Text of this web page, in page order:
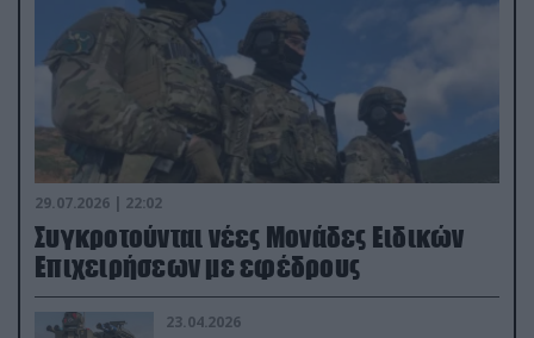
29.07.2026 | 22:02
Συγκροτούνται νέες Μονάδες Ειδικών
Επιχειρήσεων με εφέδρους
23.04.2026